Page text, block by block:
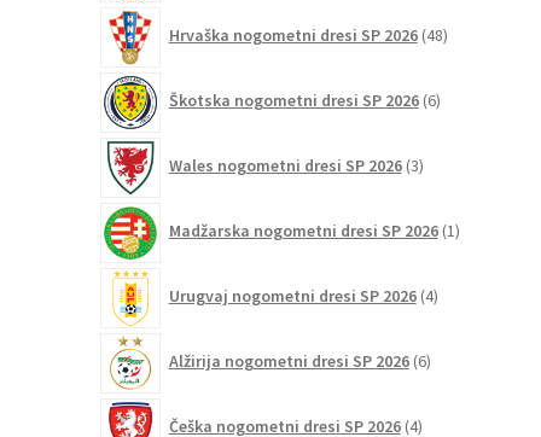
Hrvaška nogometni dresi SP 2026 48izdelkov
Škotska nogometni dresi SP 2026 6izdelkov
Wales nogometni dresi SP 2026 3izdelki
Madžarska nogometni dresi SP 2026 1izdelek
Urugvaj nogometni dresi SP 2026 4izdelki
Alžirija nogometni dresi SP 2026 6izdelkov
Češka nogometni dresi SP 2026 4